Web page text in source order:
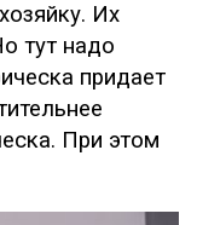
Их
тут надо
придает
При этом